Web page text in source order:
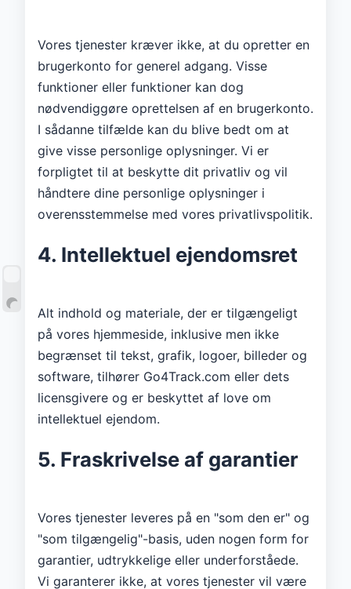
Vores tjenester kræver ikke, at du opretter en
brugerkonto for generel adgang. Visse
funktioner eller funktioner kan dog
nødvendiggøre oprettelsen af ​​en brugerkonto.
I sådanne tilfælde kan du blive bedt om at
give visse personlige oplysninger. Vi er
forpligtet til at beskytte dit privatliv og vil
håndtere dine personlige oplysninger i
overensstemmelse med vores privatlivspolitik.
4. Intellektuel ejendomsret
Alt indhold og materiale, der er tilgængeligt
på vores hjemmeside, inklusive men ikke
begrænset til tekst, grafik, logoer, billeder og
software, tilhører Go4Track.com eller dets
licensgivere og er beskyttet af love om
intellektuel ejendom.
5. Fraskrivelse af garantier
Vores tjenester leveres på en "som den er" og
"som tilgængelig"-basis, uden nogen form for
garantier, udtrykkelige eller underforståede.
Vi garanterer ikke, at vores tjenester vil være